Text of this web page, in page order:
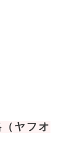
ヤフオ